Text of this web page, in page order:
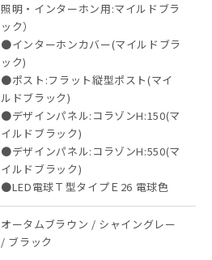
照明・インターホン用:マイルドブラ
ック）
●インターホンカバー(マイルドブラ
ック)
●ポスト:フラット縦型ポスト(マイ
ルドブラック)
●デザインパネル:コラゾンH:150(マ
イルドブラック)
●デザインパネル:コラゾンH:550(マ
イルドブラック)
●LED電球Ｔ型タイプＥ26 電球色
オータムブラウン / シャイングレー
/ ブラック